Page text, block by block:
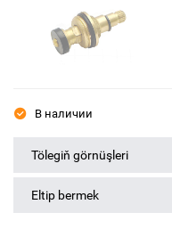
В наличии
Tölegiň görnüşleri
Eltip bermek